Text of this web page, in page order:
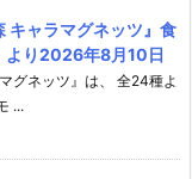
キャラマグネッツ』食
より2026年8月10日
グネッツ』は、 全24種よ
...